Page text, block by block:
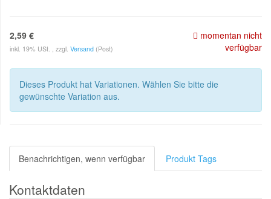
2,59 €
inkl. 19% USt. , zzgl. Versand (Post)
momentan nicht
verfügbar
Dieses Produkt hat Variationen. Wählen Sie bitte die
gewünschte Variation aus.
Benachrichtigen, wenn verfügbar Produkt Tags
Kontaktdaten